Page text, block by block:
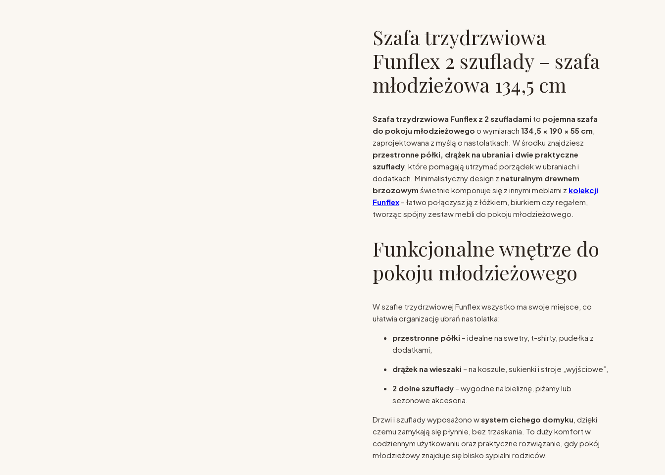
Szafa trzydrzwiowa
Funflex 2 szuflady – szafa
młodzieżowa 134,5 cm
Szafa trzydrzwiowa Funflex z 2 szufladami to pojemna szafa
do pokoju młodzieżowego o wymiarach 134,5 × 190 × 55 cm
zaprojektowana z myślą o nastolatkach. W środku znajdziesz
przestronne półki, drążek na ubrania i dwie praktyczne
szuflady, które pomagają utrzymać porządek w ubraniach i
dodatkach. Minimalistyczny design z naturalnym drewnem
brzozowym świetnie komponuje się z innymi meblami z kolekcji
Funflex– łatwo połączysz ją z łóżkiem, biurkiem czy regałem,
tworząc spójny zestaw mebli do pokoju młodzieżowego.
Funkcjonalne wnętrze do
pokoju młodzieżowego
W szafie trzydrzwiowej Funflex wszystko ma swoje miejsce, co
ułatwia organizację ubrań nastolatka:
przestronne półki – idealne na swetry, t-shirty, pudełka z
dodatkami,
drążek na wieszaki – na koszule, sukienki i stroje „wyjściowe”,
2 dolne szuflady– wygodne na bieliznę, piżamy lub
sezonowe akcesoria.
Drzwi i szuflady wyposażono wsystem cichego domyku , dzięki
czemu zamykają się płynnie, bez trzaskania. To duży komfort w
codziennym użytkowaniu oraz praktyczne rozwiązanie, gdy pokój
młodzieżowy znajduje się blisko sypialni rodziców.